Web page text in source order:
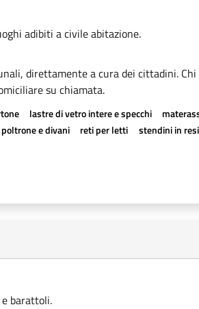
adibiti a civile abitazione.
direttamente a cura dei cittadini.
su chiamata.
lastre di vetro intere e specchi
poltrone e divani reti per letti stendini in
barattoli.